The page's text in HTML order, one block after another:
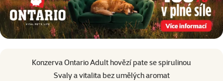
Konzerva Ontario Adult hovězí pate se spirulinou
Svaly a vitalita bez umělých aromat